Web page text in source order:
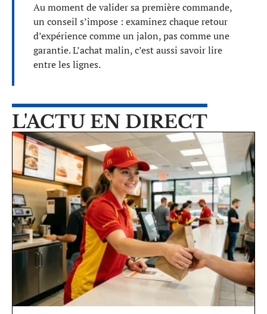
Au moment de valider sa première commande,
un conseil s’impose : examinez chaque retour
d’expérience comme un jalon, pas comme une
garantie. L’achat malin, c’est aussi savoir lire
entre les lignes.
L'ACTU EN DIRECT